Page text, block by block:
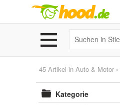
45 Artikel in Auto & Motor ›
Kategorie